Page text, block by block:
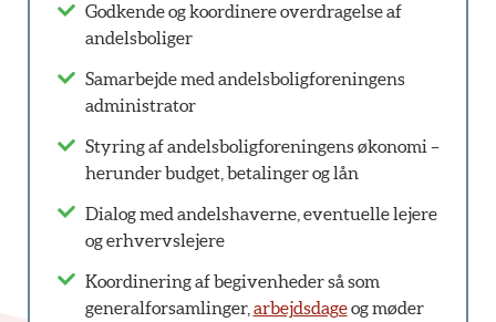
Godkende og koordinere overdragelse af
andelsboliger
Samarbejde med andelsboligforeningens
administrator
Styring af andelsboligforeningens økonomi –
herunder budget, betalinger og lån
Dialog med andelshaverne, eventuelle lejere
og erhvervslejere
Koordinering af begivenheder så som
generalforsamlinger, arbejdsdageog møder